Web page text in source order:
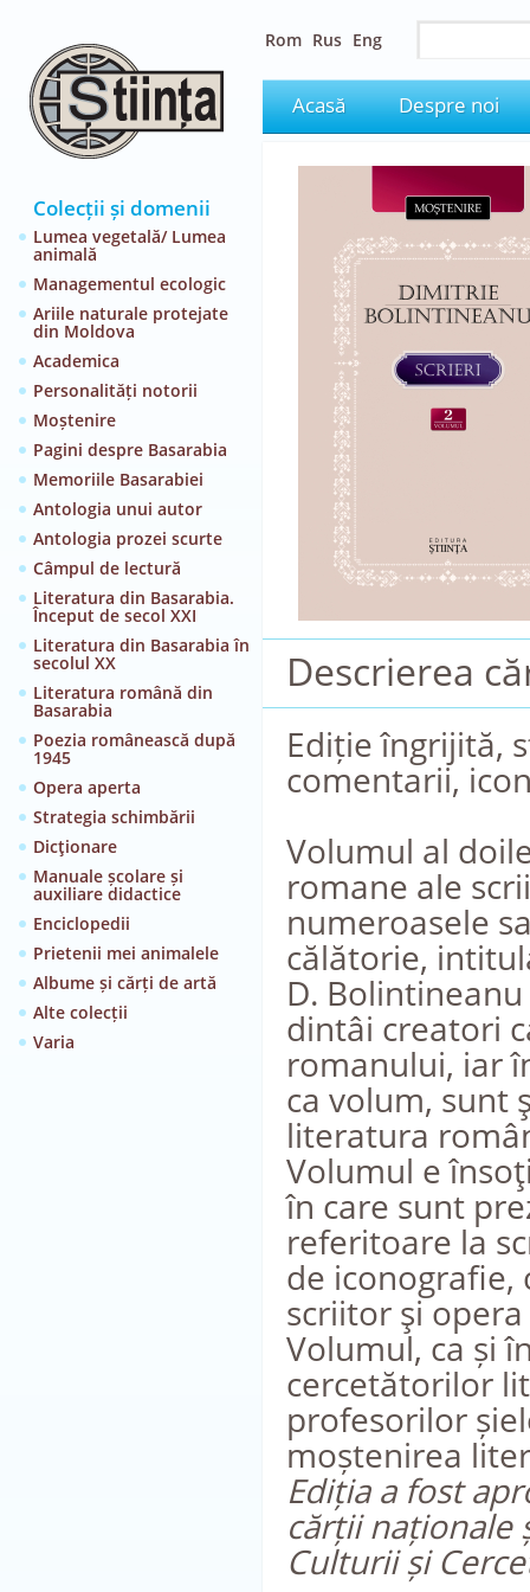
Colecții și domenii
Lumea vegetală/ Lumea
animală
Managementul ecologic
Ariile naturale protejate
din Moldova
Academica
Personalități notorii
Moștenire
Pagini despre Basarabia
Memoriile Basarabiei
Antologia unui autor
Antologia prozei scurte
Câmpul de lectură
Literatura din Basarabia.
Început de secol XXI
Literatura din Basarabia în
secolul XX
Literatura română din
Basarabia
Poezia românească după
1945
Opera aperta
Strategia schimbării
Dicţionare
Manuale școlare și
auxiliare didactice
Enciclopedii
Prietenii mei animalele
Albume și cărți de artă
Alte colecții
Varia
Rom Rus Eng
Acasă Despre noi
Descrierea
Ediție îngrijită,
comentarii,
Volumul al
romane ale
numeroasele
călătorie,
D.
dintâi creatori
romanului, iar
ca volum, sunt
literatura
Volumul e
în care sunt
referitoare la
de
scriitor şi opera
Volumul, ca și
cercetătorilor
profesorilor
moștenirea
Ediția a fost
cărții naționale
Culturii și